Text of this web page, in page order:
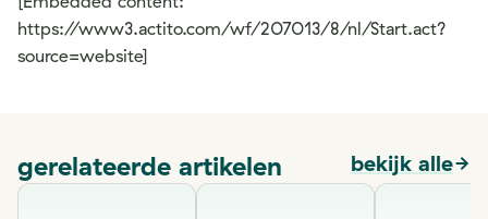
https://www3.actito.com/wf/207013/8/nl/Start.act?
source=website]
gerelateerde artikelen bekijk alle